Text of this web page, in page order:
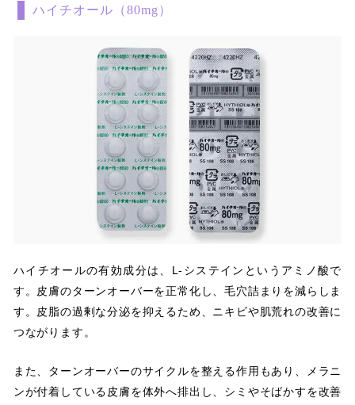
ハイチオール（80mg）
ハイチオールの有効成分は、L‐システインというアミノ酸で
す。皮膚のターンオーバーを正常化し、毛穴詰まりを減らしま
す。皮脂の過剰な分泌を抑えるため、ニキビや肌荒れの改善に
つながります。
また、ターンオーバーのサイクルを整える作用もあり、メラニ
ンが付着している皮膚を体外へ排出し、シミやそばかすを改善